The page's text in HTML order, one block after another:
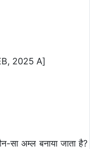
2025 A]
सा अम्ल बनाया जाता है?